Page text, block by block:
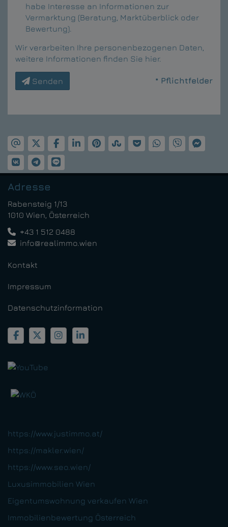
habe Interesse an Informationen zur
Vermarktung (Beratung, Marktüberblick oder
Bewertung).
Wir verarbeiten Ihre personenbezogenen Daten,
weitere Informationen finden Sie hier.
Senden * Pflichtfelder
Adresse
Rabensteig 1/13
1010 Wien, Österreich
+43 1 512 0488
info@realimmo.wien
Kontakt
Impressum
Datenschutzinformation
https://www.justimmo.at/
https://makler.wien/
https://www.seo.wien/
Luxusimmobilien Wien
Eigentumswohnung verkaufen Wien
Immobilienbewertung Österreich